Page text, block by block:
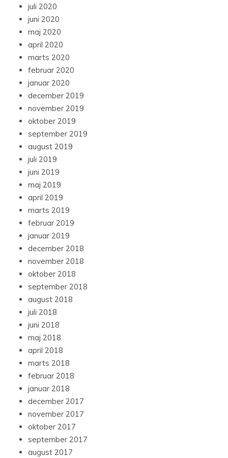
juli 2020
juni 2020
maj 2020
april 2020
marts 2020
februar 2020
januar 2020
december 2019
november 2019
oktober 2019
september 2019
august 2019
juli 2019
juni 2019
maj 2019
april 2019
marts 2019
februar 2019
januar 2019
december 2018
november 2018
oktober 2018
september 2018
august 2018
juli 2018
juni 2018
maj 2018
april 2018
marts 2018
februar 2018
januar 2018
december 2017
november 2017
oktober 2017
september 2017
august 2017